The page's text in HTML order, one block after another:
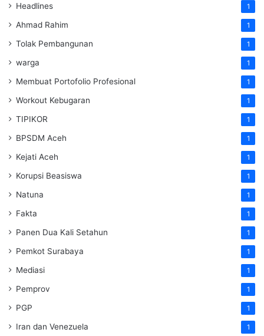
Headlines 1
Ahmad Rahim 1
Tolak Pembangunan 1
warga 1
Membuat Portofolio Profesional 1
Workout Kebugaran 1
TIPIKOR 1
BPSDM Aceh 1
Kejati Aceh 1
Korupsi Beasiswa 1
Natuna 1
Fakta 1
Panen Dua Kali Setahun 1
Pemkot Surabaya 1
Mediasi 1
Pemprov 1
PGP 1
Iran dan Venezuela 1